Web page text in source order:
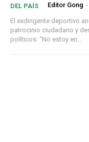
DEL PAÍS Editor Gong -
El exdirigente deportivo
patrocinio ciudadano y
políticos: “No estoy en...